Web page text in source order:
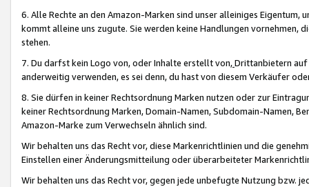
6. Alle Rechte an den Amazon-Marken sind unser alleiniges
kommt alleine uns zugute. Sie werden keine Handlungen vornehmen,
stehen.
7. Du darfst kein Logo von, oder Inhalte erstellt von,Drittanbietern auf
anderweitig verwenden, es sei denn, du hast von diesem Verkäufer
8. Sie dürfen in keiner Rechtsordnung Marken nutzen oder zur
keiner Rechtsordnung Marken, Domain-Namen, Subdomain-Namen,
Amazon-Marke zum Verwechseln ähnlich sind.
Wir behalten uns das Recht vor, diese Markenrichtlinien und die
Einstellen einer Änderungsmitteilung oder überarbeiteter
Wir behalten uns das Recht vor, gegen jede unbefugte Nutzung bzw.